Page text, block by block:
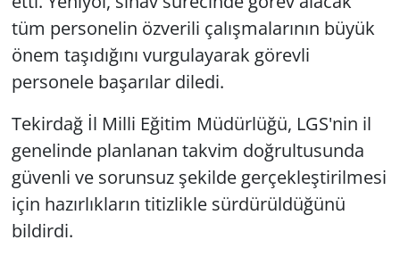
tüm personelin özverili çalışmalarının büyük
önem taşıdığını vurgulayarak görevli
personele başarılar diledi.
Tekirdağ İl Milli Eğitim Müdürlüğü, LGS'nin il
genelinde planlanan takvim doğrultusunda
güvenli ve sorunsuz şekilde gerçekleştirilmesi
için hazırlıkların titizlikle sürdürüldüğünü
bildirdi.